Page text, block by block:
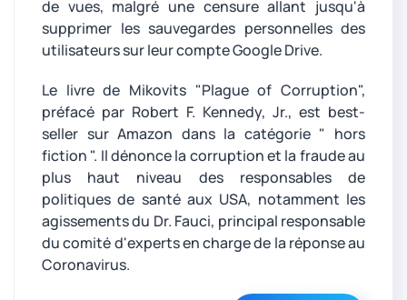
de vues, malgré une censure allant jusqu'à
supprimer les sauvegardes personnelles des
utilisateurs sur leur compte Google Drive.
Le livre de Mikovits "Plague of Corruption",
préfacé par Robert F. Kennedy, Jr., est best-
seller sur Amazon dans la catégorie " hors
fiction ". Il dénonce la corruption et la fraude au
plus haut niveau des responsables de
politiques de santé aux USA, notamment les
agissements du Dr. Fauci, principal responsable
du comité d'experts en charge de la réponse au
Coronavirus.